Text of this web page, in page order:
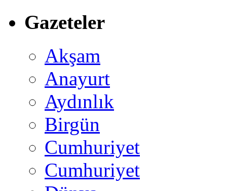
Gazeteler
Akşam
Anayurt
Aydınlık
Birgün
Cumhuriyet
Cumhuriyet